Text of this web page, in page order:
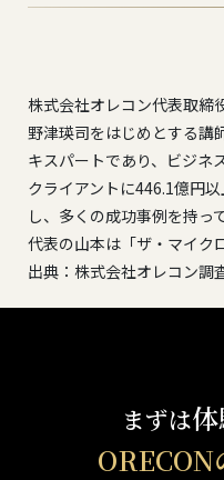
株式会社オレコン代表取締
野津瑛司をはじめとする講
キスパートであり、ビジネ
クライアントに446.1億円
し、多くの成功事例を持っ
代表の山本は「ザ・マイク
出典：株式会社オレコン調
まずは